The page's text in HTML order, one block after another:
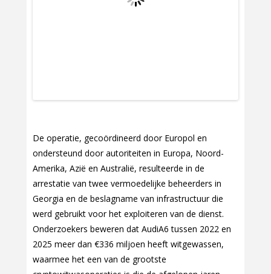
De operatie, gecoördineerd door Europol en
ondersteund door autoriteiten in Europa, Noord-
Amerika, Azië en Australië, resulteerde in de
arrestatie van twee vermoedelijke beheerders in
Georgia en de beslagname van infrastructuur die
werd gebruikt voor het exploiteren van de dienst.
Onderzoekers beweren dat AudiA6 tussen 2022 en
2025 meer dan €336 miljoen heeft witgewassen,
waarmee het een van de grootste